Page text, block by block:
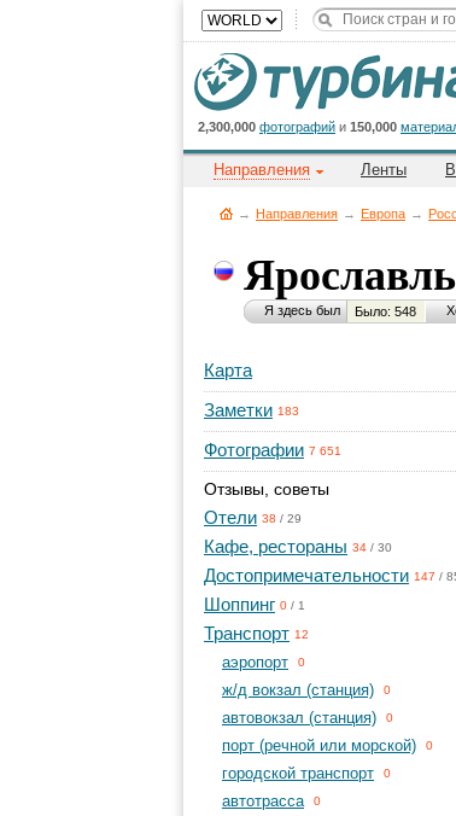
2,300,000 фотографий и 150,000
Направления Ленты
→ Направления → Европа →
Ярославль
Я здесь был Было: 548
Карта
Заметки 183
Фотографии 7 651
Отзывы, советы
Отели 38 / 29
Кафе, рестораны 34 / 30
Достопримечательности 147 /
Шоппинг 0 / 1
Транспорт 12
aэропорт 0
ж/д вокзал (станция) 0
автовокзал (станция) 0
порт (речной или морской) 0
городской транспорт 0
автотрасса 0